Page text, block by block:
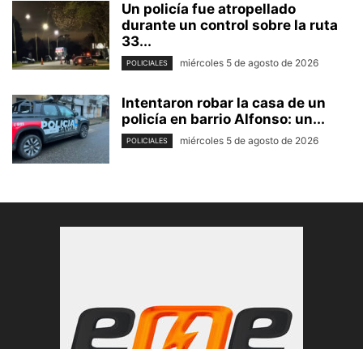
Un policía fue atropellado
durante un control sobre la ruta
33...
POLICIALES miércoles 5 de agosto de 2026
Intentaron robar la casa de un
policía en barrio Alfonso: un...
POLICIALES miércoles 5 de agosto de 2026